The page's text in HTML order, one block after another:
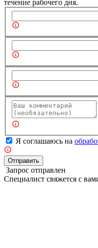
течение рабочего дня.
Я соглашаюсь на
Отправить
Запрос отправлен
Специалист свяжется с